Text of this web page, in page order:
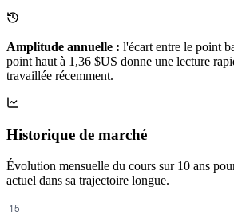
Amplitude annuelle : l'écart entre le point
point haut à 1,36 $US donne une lecture
travaillée récemment.
Historique de marché
Évolution mensuelle du cours sur 10 ans
actuel dans sa trajectoire longue.